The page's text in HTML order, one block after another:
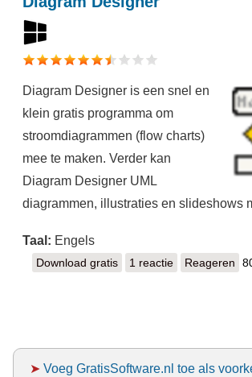
Diagram Designer is een snel en
klein gratis programma om
stroomdiagrammen (flow charts)
mee te maken. Verder kan
Diagram Designer UML
diagrammen, illustraties en slideshows
Taal: Engels
Download gratis Diagram Designer
1 reactie Reageren
➤ Voeg GratisSoftware.nl toe als